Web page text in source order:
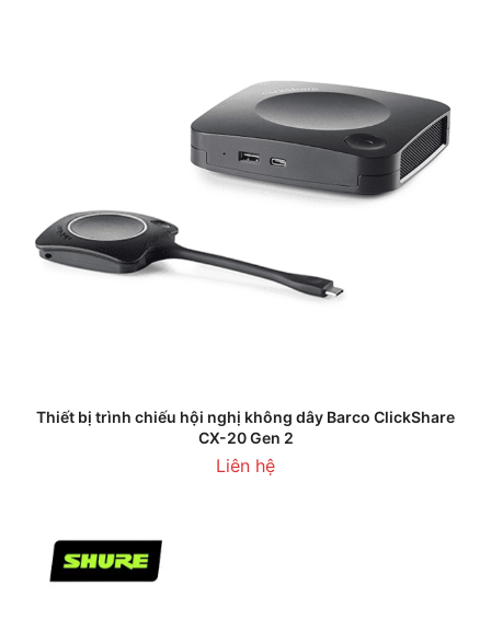
Thiết bị trình chiếu hội nghị không dây Barco ClickShare
CX-20 Gen 2
Liên hệ